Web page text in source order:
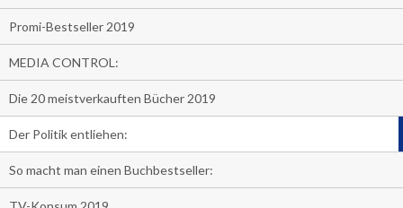
Promi-Bestseller 2019
MEDIA CONTROL:
Die 20 meistverkauften Bücher 2019
Der Politik entliehen:
So macht man einen Buchbestseller: